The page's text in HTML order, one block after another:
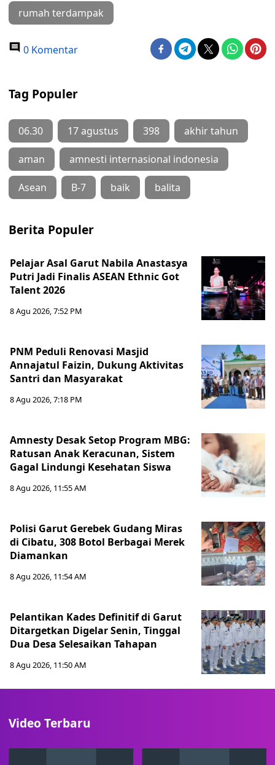
rumah terdampak
0 Komentar
Tag Populer
06.30 17 agustus 398 akhir tahun
aman amnesti internasional indonesia
Asean B-7 baik balita
Berita Populer
Pelajar Asal Garut Nabila Anastasya
Putri Jadi Finalis ASEAN Ethnic Got
Talent 2026
8 Agu 2026, 7:52 PM
PNM Peduli Renovasi Masjid
Annajatul Faizin, Dukung Aktivitas
Santri dan Masyarakat
8 Agu 2026, 7:18 PM
Amnesty Desak Setop Program MBG:
Ratusan Anak Keracunan, Sistem
Gagal Lindungi Kesehatan Siswa
8 Agu 2026, 11:55 AM
Polisi Garut Gerebek Gudang Miras
di Cibatu, 308 Botol Berbagai Merek
Diamankan
8 Agu 2026, 11:54 AM
Pelantikan Kades Definitif di Garut
Ditargetkan Digelar Senin, Tinggal
Dua Desa Selesaikan Tahapan
8 Agu 2026, 11:50 AM
Video Terbaru